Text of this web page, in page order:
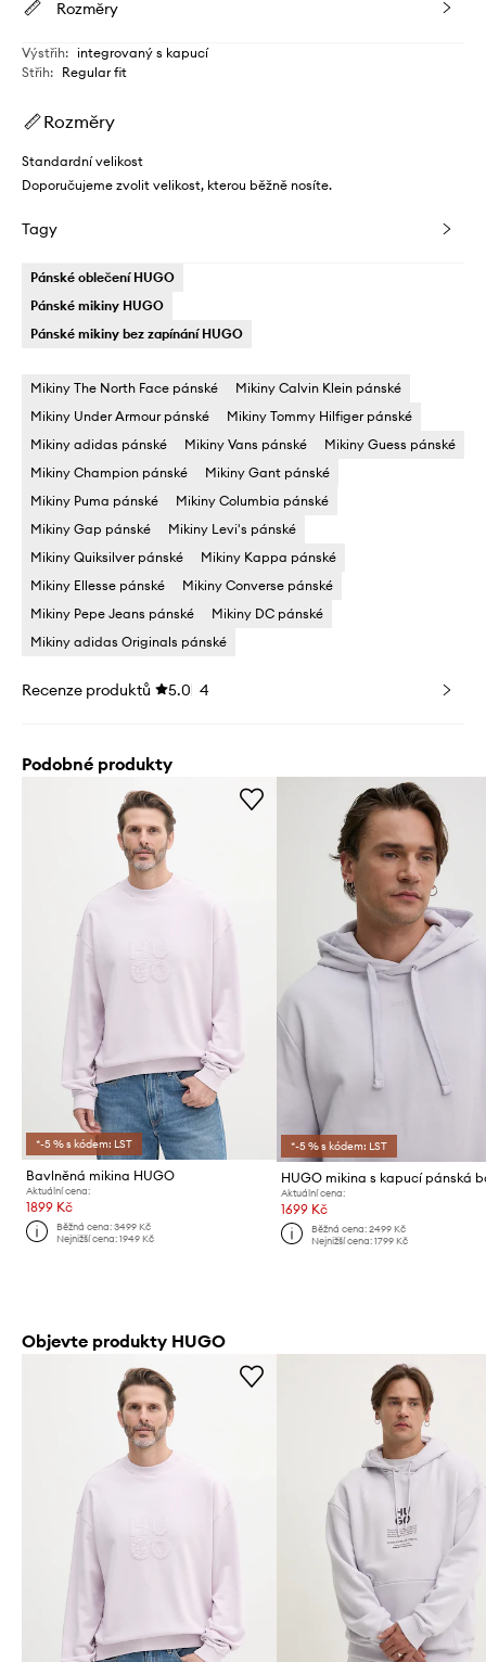
Rozměry
Výstřih: integrovaný s kapucí
Střih: Regular fit
Rozměry
Standardní velikost
Doporučujeme zvolit velikost, kterou běžně nosíte.
Tagy
Pánské oblečení HUGO
Pánské mikiny HUGO
Pánské mikiny bez zapínání HUGO
Mikiny The North Face pánské
Mikiny Calvin Klein pánské
Mikiny Under Armour pánské
Mikiny Tommy Hilfiger pánské
Mikiny adidas pánské
Mikiny Vans pánské
Mikiny Guess pánské
Mikiny Champion pánské
Mikiny Gant pánské
Mikiny Puma pánské
Mikiny Columbia pánské
Mikiny Gap pánské
Mikiny Levi's pánské
Mikiny Quiksilver pánské
Mikiny Kappa pánské
Mikiny Ellesse pánské
Mikiny Converse pánské
Mikiny Pepe Jeans pánské
Mikiny DC pánské
Mikiny adidas Originals pánské
Recenze produktů 5.0 4
Podobné produkty
*-5 % s kódem: LST
Bavlněná mikina HUGO
Aktuální cena:
1899 Kč
Běžná cena:3499 Kč
Nejnižší cena:1949 Kč
*-5 % s kódem: LST
Aktuální cena:
1699 Kč
Běžná cena: 2499 Kč
Nejnižší cena: 1799 Kč
Objevte produkty HUGO